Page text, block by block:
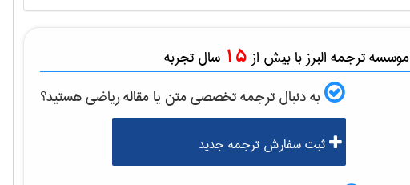
موسسه ترجمه البرز با بیش از 15 سال تجربه
به دنبال ترجمه تخصصی متن یا مقالهرياضیهستید؟
ثبت سفارش ترجمه جدید